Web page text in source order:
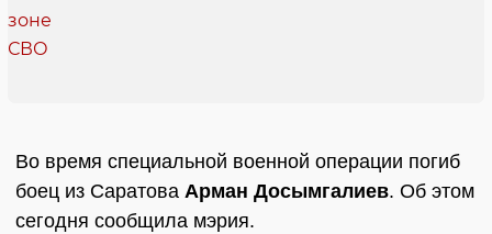
Во время специальной военной операции погиб
боец из Саратова Арман Досымгалиев. Об этом
сегодня сообщила мэрия.